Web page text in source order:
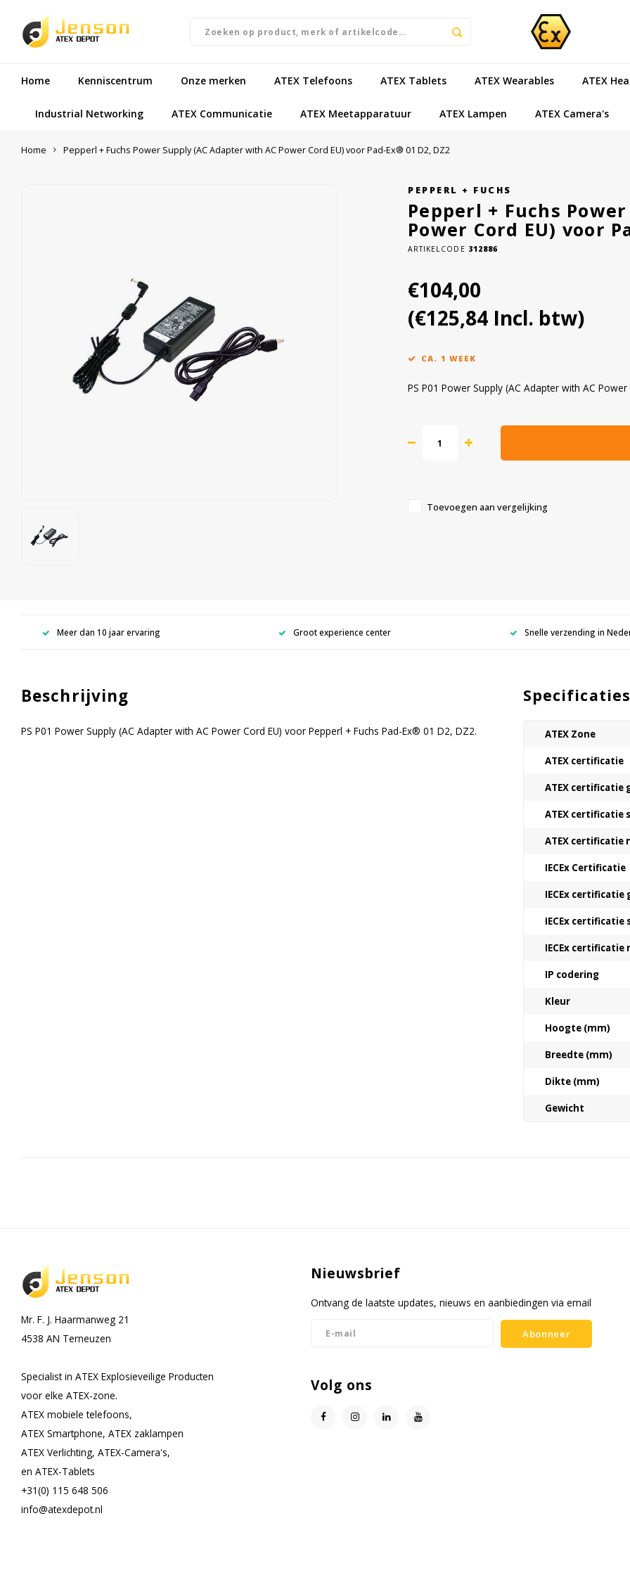
Home Kenniscentrum Onze merken ATEX Telefoons ATEX Tablets ATEX Wearables ATEX
Industrial Networking ATEX Communicatie ATEX Meetapparatuur ATEX Lampen ATEX Camera's
Home Pepperl + Fuchs Power Supply (AC Adapter with AC Power Cord EU) voor Pad-Ex® 01 D2, DZ2
PEPPERL + FUCHS
Pepperl + Fuchs
Power Cord EU) voor
ARTIKELCODE 312886
€104,00
(€125,84 Incl. btw)
CA. 1 WEEK
PS P01 Power Supply (AC Adapter with AC
Toevoegen aan vergelijking
Meer dan 10 jaar ervaring Groot experience center Snelle verzending in
Beschrijving
PS P01 Power Supply (AC Adapter with AC Power Cord EU) voor Pepperl + Fuchs Pad-Ex® 01 D2, DZ2.
Specificaties
ATEX Zone
ATEX certificatie
ATEX certificatie
ATEX certificatie
ATEX certificatie
IECEx Certificatie
IECEx certificatie
IECEx certificatie
IECEx certificatie
IP codering
Kleur
Hoogte (mm)
Breedte (mm)
Dikte (mm)
Gewicht
Mr. F. J. Haarmanweg 21
4538 AN Terneuzen
Specialist in ATEX Explosieveilige Producten
voor elke ATEX-zone.
ATEX mobiele telefoons,
ATEX Smartphone, ATEX zaklampen
ATEX Verlichting, ATEX-Camera's,
en ATEX-Tablets
+31(0) 115 648 506
info@atexdepot.nl
Nieuwsbrief
Ontvang de laatste updates, nieuws en aanbiedingen via email
Abonneer
Volg ons